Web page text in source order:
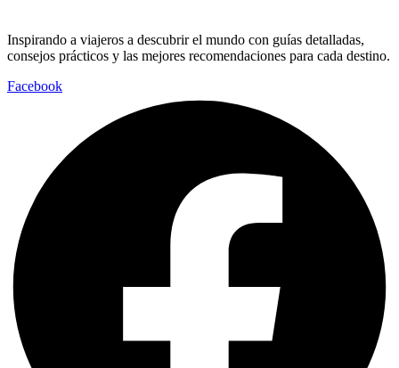
Inspirando a viajeros a descubrir el mundo con guías detalladas,
consejos prácticos y las mejores recomendaciones para cada destino.
Facebook